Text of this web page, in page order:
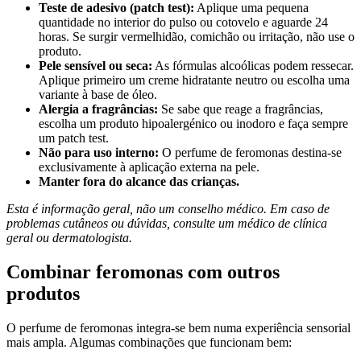
Teste de adesivo (patch test): Aplique uma pequena
quantidade no interior do pulso ou cotovelo e aguarde 24
horas. Se surgir vermelhidão, comichão ou irritação, não use o
produto.
Pele sensível ou seca: As fórmulas alcoólicas podem ressecar.
Aplique primeiro um creme hidratante neutro ou escolha uma
variante à base de óleo.
Alergia a fragrâncias: Se sabe que reage a fragrâncias,
escolha um produto hipoalergénico ou inodoro e faça sempre
um patch test.
Não para uso interno: O perfume de feromonas destina-se
exclusivamente à aplicação externa na pele.
Manter fora do alcance das crianças.
Esta é informação geral, não um conselho médico. Em caso de
problemas cutâneos ou dúvidas, consulte um médico de clínica
geral ou dermatologista.
Combinar feromonas com outros
produtos
O perfume de feromonas integra-se bem numa experiência sensorial
mais ampla. Algumas combinações que funcionam bem: